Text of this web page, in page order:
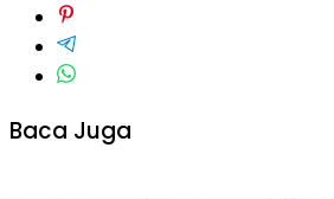
Baca Juga